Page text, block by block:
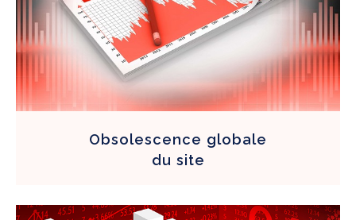
Obsolescence globale
du site